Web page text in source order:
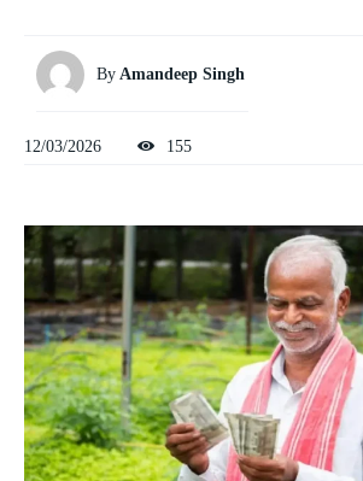
By Amandeep Singh
12/03/2026 155